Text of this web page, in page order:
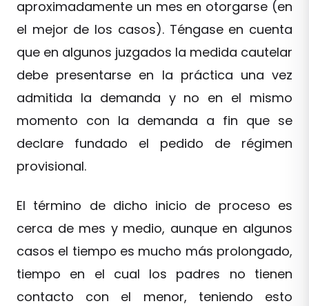
aproximadamente un mes en otorgarse (en
el mejor de los casos). Téngase en cuenta
que en algunos juzgados la medida cautelar
debe presentarse en la práctica una vez
admitida la demanda y no en el mismo
momento con la demanda a fin que se
declare fundado el pedido de régimen
provisional.
El término de dicho inicio de proceso es
cerca de mes y medio, aunque en algunos
casos el tiempo es mucho más prolongado,
tiempo en el cual los padres no tienen
contacto con el menor, teniendo esto